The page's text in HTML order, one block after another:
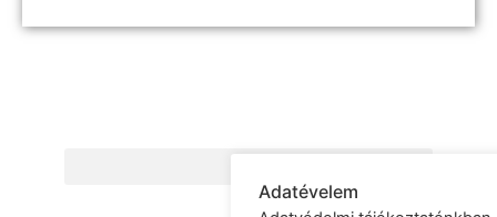
Adatévelem